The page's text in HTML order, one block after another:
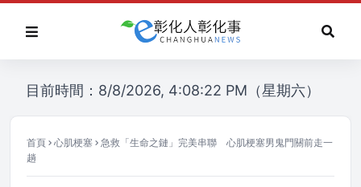
目前時間：8/8/2026, 4:08:22 PM（星期六）
首頁 心肌梗塞
急救「生命之鏈」完美串聯 心肌梗塞男鬼門關前走一
趟